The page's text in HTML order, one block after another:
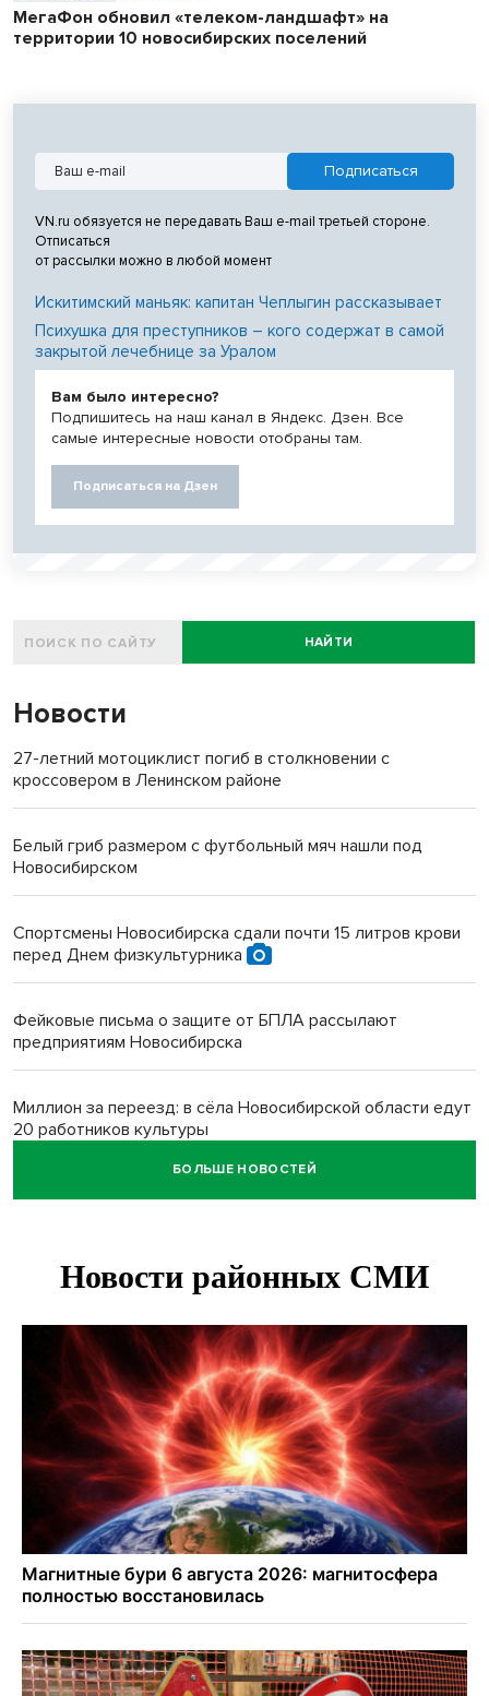
МегаФон обновил «телеком-ландшафт» на
территории 10 новосибирских поселений
VN.ru обязуется не передавать Ваш e-mail третьей стороне.
Отписаться
от рассылки можно в любой момент
Искитимский маньяк: капитан Чеплыгин рассказывает
Психушка для преступников – кого содержат в самой
закрытой лечебнице за Уралом
Вам было интересно?
Подпишитесь на наш канал в Яндекс. Дзен. Все
самые интересные новости отобраны там.
Подписаться на Дзен
НАЙТИ
Новости
27-летний мотоциклист погиб в столкновении с
кроссовером в Ленинском районе
Белый гриб размером с футбольный мяч нашли под
Новосибирском
Спортсмены Новосибирска сдали почти 15 литров крови
перед Днем физкультурника
Фейковые письма о защите от БПЛА рассылают
предприятиям Новосибирска
Миллион за переезд: в сёла Новосибирской области едут
20 работников культуры
О похолодании в августе-2026 рассказали синоптики в
В Новосибирске минтранс наказал 8 таксистов без
Андрей Травников поблагодарил новосибирских
строителей за вклад в развитие региона
Новосибирский метрополитен начал ремонт входа на
«Красном проспекте»
БОЛЬШЕ НОВОСТЕЙ